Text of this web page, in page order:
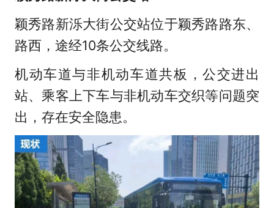
颖秀路新泺大街公交站位于颖秀路路东、
路西，途经10条公交线路。
机动车道与非机动车道共板，公交进出
站、乘客上下车与非机动车交织等问题突
出，存在安全隐患。